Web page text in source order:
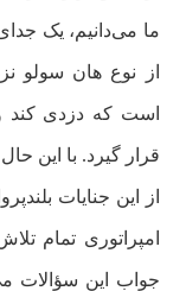
ما می‌دانیم، یک
از نوع هان سولو
است که دزدی کند
قرار گیرد. با این
از این جنایات
امپراتوری تمام
جواب این سؤالات